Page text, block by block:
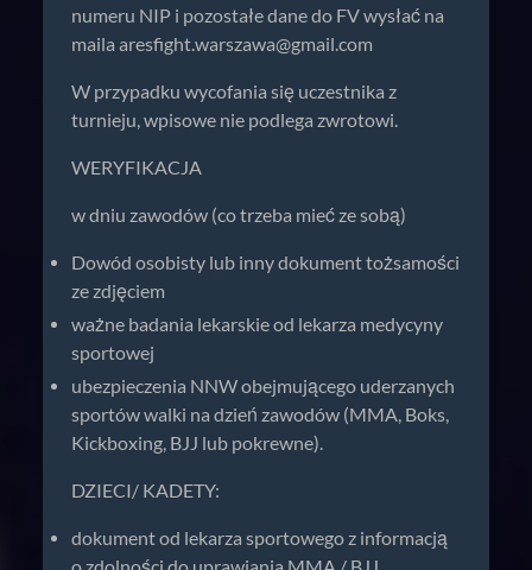
numeru NIP i pozostałe dane do FV wysłać na
maila aresfight.warszawa@gmail.com
W przypadku wycofania się uczestnika z
turnieju, wpisowe nie podlega zwrotowi.
WERYFIKACJA
w dniu zawodów (co trzeba mieć ze sobą)
Dowód osobisty lub inny dokument tożsamości
ze zdjęciem
ważne badania lekarskie od lekarza medycyny
sportowej
ubezpieczenia NNW obejmującego uderzanych
sportów walki na dzień zawodów (MMA, Boks,
Kickboxing, BJJ lub pokrewne).
DZIECI/ KADETY:
dokument od lekarza sportowego z informacją